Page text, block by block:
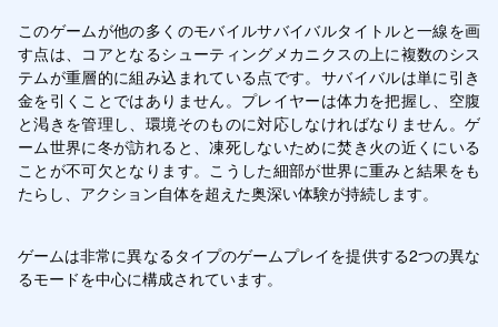
このゲームが他の多くのモバイルサバイバルタイトルと一線を画
す点は、コアとなるシューティングメカニクスの上に複数のシス
テムが重層的に組み込まれている点です。サバイバルは単に引き
金を引くことではありません。プレイヤーは体力を把握し、空腹
と渇きを管理し、環境そのものに対応しなければなりません。ゲ
ーム世界に冬が訪れると、凍死しないために焚き火の近くにいる
ことが不可欠となります。こうした細部が世界に重みと結果をも
たらし、アクション自体を超えた奥深い体験が持続します。
ゲームは非常に異なるタイプのゲームプレイを提供する2つの異な
るモードを中心に構成されています。